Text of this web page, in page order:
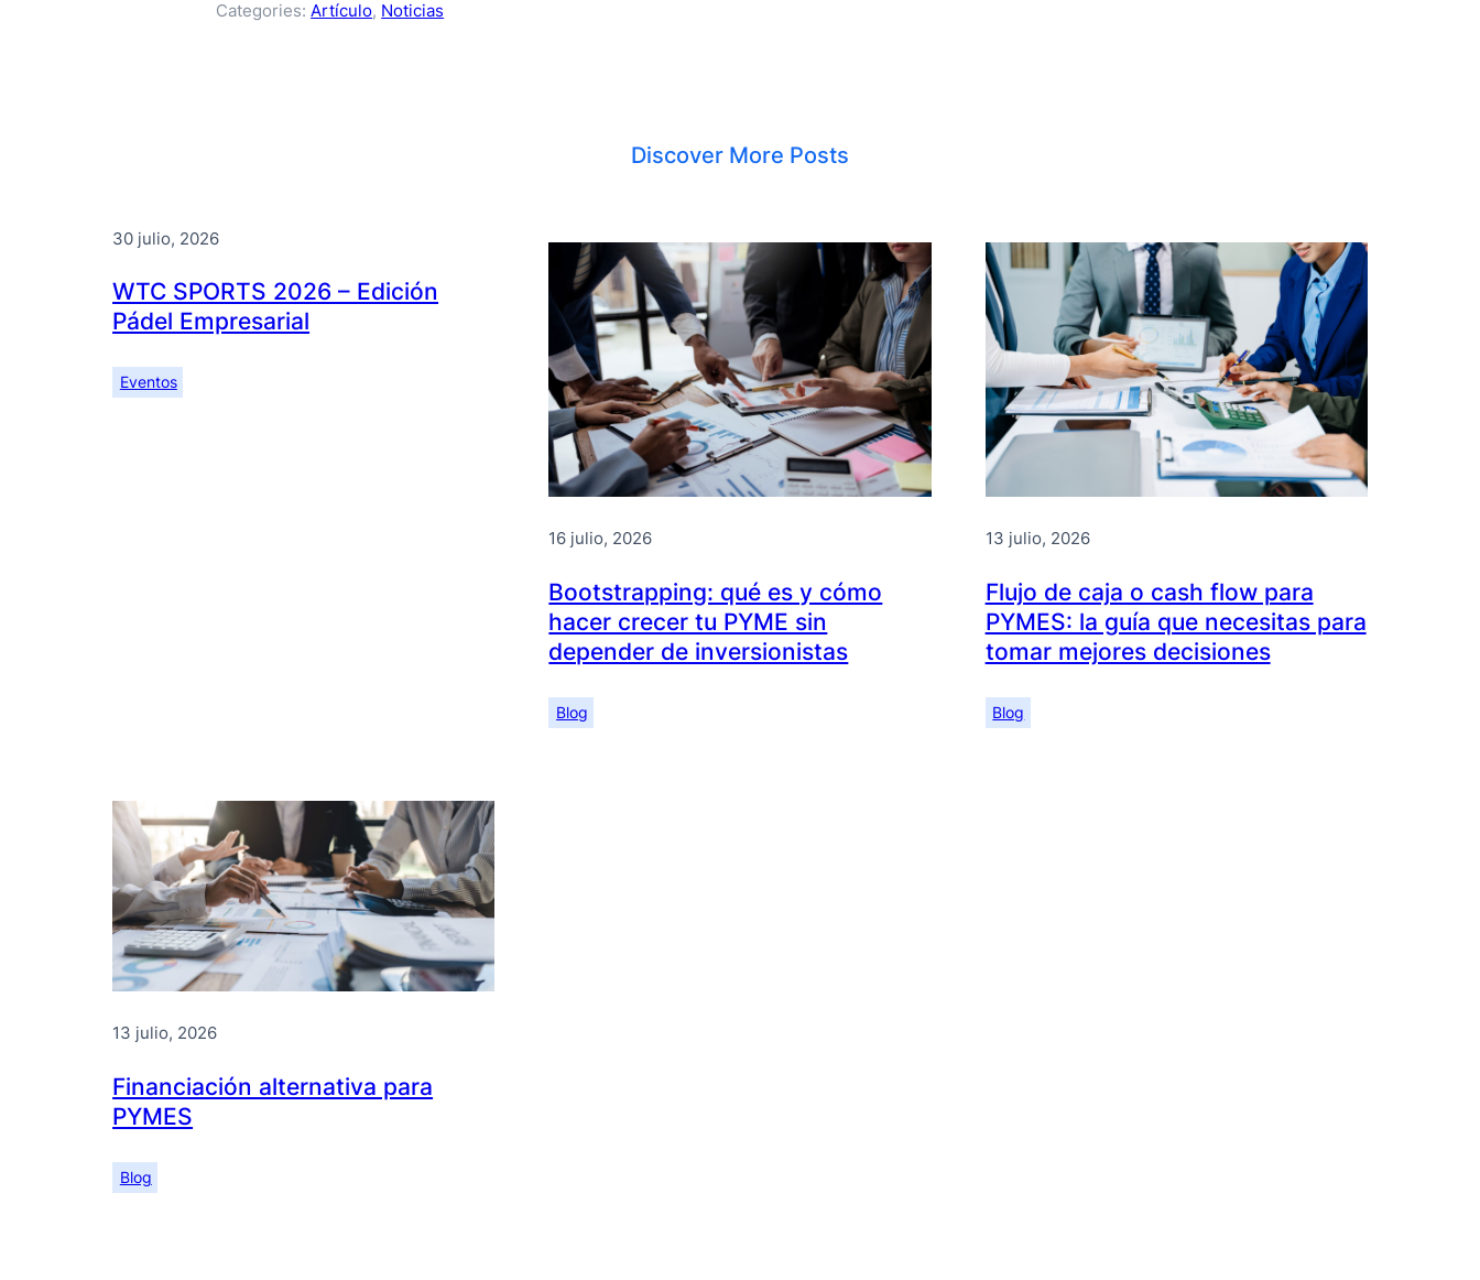
Categories:Artículo, Noticias
Discover More Posts
30 julio, 2026
WTC SPORTS 2026 – Edición
Pádel Empresarial
Eventos
16 julio, 2026
Bootstrapping: qué es y cómo
hacer crecer tu PYME sin
depender de inversionistas
Blog
13 julio, 2026
Flujo de caja o cash flow para
PYMES: la guía que necesitas para
tomar mejores decisiones
Blog
13 julio, 2026
Financiación alternativa para
PYMES
Blog